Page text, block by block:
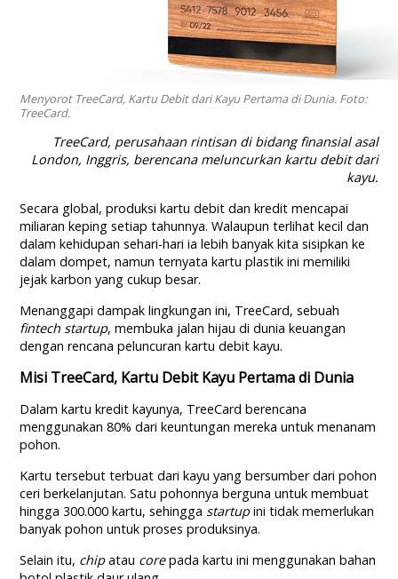
Menyorot TreeCard, Kartu Debit dari Kayu Pertama di Dunia. Foto:
TreeCard.
TreeCard, perusahaan rintisan di bidang finansial asal
London, Inggris, berencana meluncurkan kartu debit dari
kayu.
Secara global, produksi kartu debit dan kredit mencapai
miliaran keping setiap tahunnya. Walaupun terlihat kecil dan
dalam kehidupan sehari-hari ia lebih banyak kita sisipkan ke
dalam dompet, namun ternyata kartu plastik ini memiliki
jejak karbon yang cukup besar.
Menanggapi dampak lingkungan ini, TreeCard, sebuah
fintech startup, membuka jalan hijau di dunia keuangan
dengan rencana peluncuran kartu debit kayu.
Misi TreeCard, Kartu Debit Kayu Pertama di Dunia
Dalam kartu kredit kayunya, TreeCard berencana
menggunakan 80% dari keuntungan mereka untuk menanam
pohon.
Kartu tersebut terbuat dari kayu yang bersumber dari pohon
ceri berkelanjutan. Satu pohonnya berguna untuk membuat
hingga 300.000 kartu, sehingga startupini tidak memerlukan
banyak pohon untuk proses produksinya.
Selain itu, chipatau corepada kartu ini menggunakan bahan